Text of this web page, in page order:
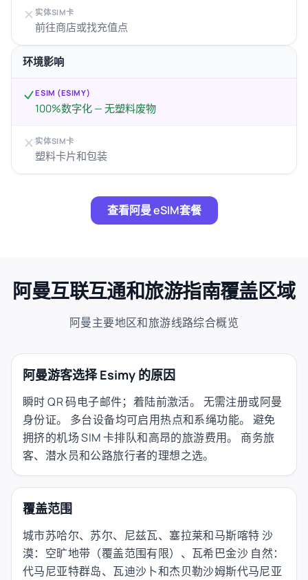
实体SIM卡
前往商店或找充值点
环境影响
ESIM (ESIMY)
100%数字化 — 无塑料废物
实体SIM卡
塑料卡片和包装
查看阿曼 eSIM套餐
阿曼互联互通和旅游指南覆盖区域
阿曼主要地区和旅游线路综合概览
阿曼游客选择 Esimy 的原因
瞬时 QR 码电子邮件；着陆前激活。 无需注册或阿曼
身份证。 多台设备均可启用热点和系绳功能。 避免
拥挤的机场 SIM 卡排队和高昂的旅游费用。 商务旅
客、潜水员和公路旅行者的理想之选。
覆盖范围
城市苏哈尔、苏尔、尼兹瓦、塞拉莱和马斯喀特 沙
漠：空旷地带（覆盖范围有限）、瓦希巴金沙 自然：
代马尼亚特群岛、瓦迪沙卜和杰贝勒沙姆斯代马尼亚